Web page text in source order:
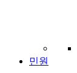
민원